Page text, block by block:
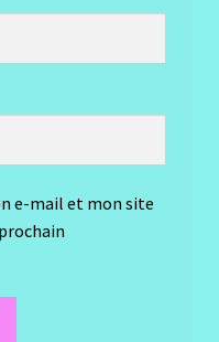
e-mail et mon site